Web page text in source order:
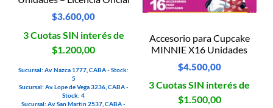
$3.600,00
3 Cuotas SIN interés de
$1.200,00
Sucursal: Av. Nazca 1777, CABA - Stock:
5
Sucursal: Av. Lope de Vega 3236, CABA -
Stock: 4
Sucursal: Av. San Martin 2537, CABA -
Accesorio para Cupcake
MINNIE X16 Unidades
$4.500,00
3 Cuotas SIN interés de
$1.500,00